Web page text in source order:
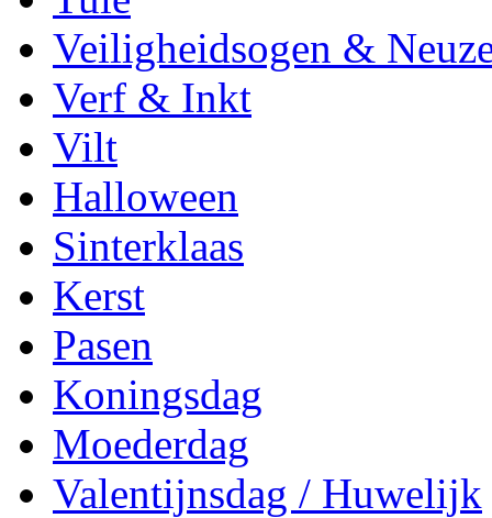
Veiligheidsogen &
Verf & Inkt
Vilt
Halloween
Sinterklaas
Kerst
Pasen
Koningsdag
Moederdag
Valentijnsdag / Huwelijk